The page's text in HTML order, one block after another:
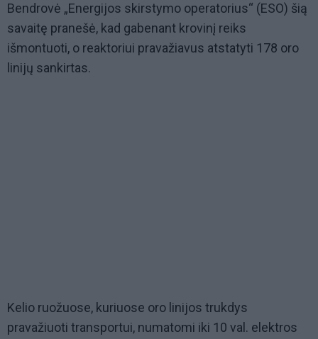
Bendrovė „Energijos skirstymo operatorius“ (ESO) šią
savaitę pranešė, kad gabenant krovinį reiks
išmontuoti, o reaktoriui pravažiavus atstatyti 178 oro
linijų sankirtas.
Kelio ruožuose, kuriuose oro linijos trukdys
pravažiuoti transportui, numatomi iki 10 val. elektros